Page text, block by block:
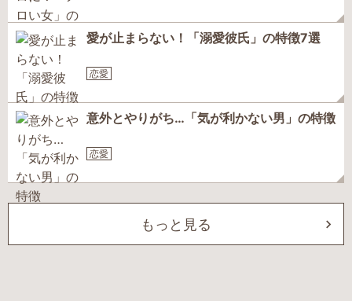
愛が止まらない！「溺愛彼氏」の特徴7選
恋愛
意外とやりがち…「気が利かない男」の特徴
恋愛
もっと見る